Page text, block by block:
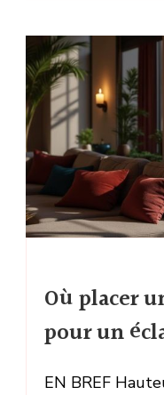
Où placer
pour un
EN BREF